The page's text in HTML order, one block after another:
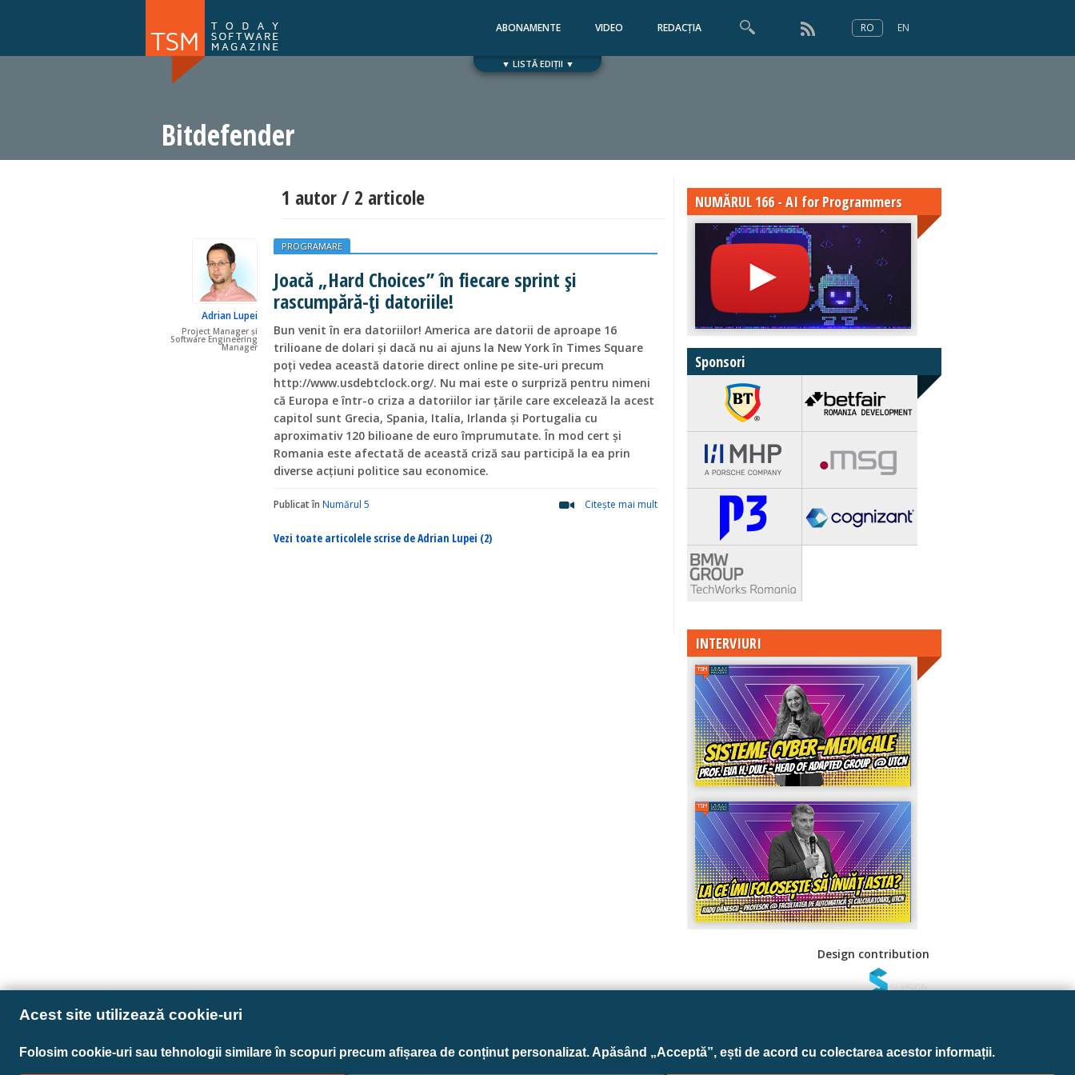
ABONAMENTE VIDEO REDACȚIA RO EN
Acest site utilizează cookie-uri
Folosim cookie-uri sau tehnologii similare în scopuri precum afișarea de conținut personalizat. Apăsând „Acceptă”, ești de acord cu colectarea acestor informații.
NOU
▼ LISTĂ EDIȚII ▼
Bitdefender
1 autor / 2 articole
Adrian Lupei
Project Manager și
Software Engineering
Manager
PROGRAMARE
Joacă „Hard Choices” în fiecare sprint și
rascumpără-ți datoriile!
Bun venit în era datoriilor! America are datorii de aproape 16
trilioane de dolari și dacă nu ai ajuns la New York în Times Square
poți vedea această datorie direct online pe site-uri precum
http://www.usdebtclock.org/. Nu mai este o surpriză pentru nimeni
că Europa e într-o criza a datoriilor iar țările care excelează la acest
capitol sunt Grecia, Spania, Italia, Irlanda și Portugalia cu
aproximativ 120 bilioane de euro împrumutate. În mod cert și
Romania este afectată de această criză sau participă la ea prin
diverse acțiuni politice sau economice.
Publicat în Numărul 5 Citeşte mai mult
Vezi toate articolele scrise de Adrian Lupei (2)
NUMĂRUL 166 - AI for Programmers
Sponsori
INTERVIURI
Design contribution